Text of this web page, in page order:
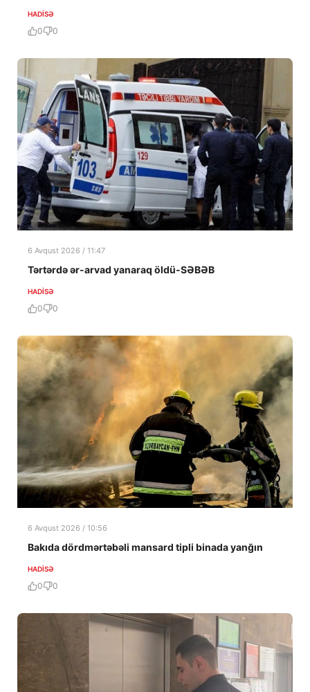
HADISƏ
0 0
6 Avqust 2026 / 11:47
Tərtərdə ər-arvad yanaraq öldü-SƏBƏB
HADISƏ
0 0
6 Avqust 2026 / 10:56
Bakıda dördmərtəbəli mansard tipli binada yanğın
HADISƏ
0 0